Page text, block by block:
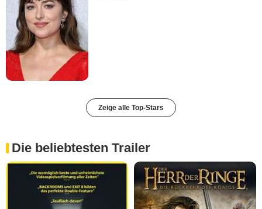
Zeige alle Top-Stars
Die beliebtesten Trailer